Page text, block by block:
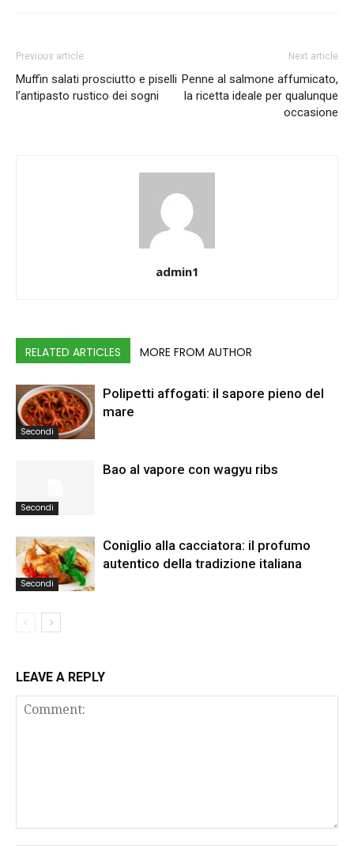
Previous article
Muffin salati prosciutto e piselli
l’antipasto rustico dei sogni
Next article
Penne al salmone affumicato,
la ricetta ideale per qualunque
occasione
admin1
RELATED ARTICLES MORE FROM AUTHOR
Secondi
Polipetti affogati: il sapore pieno del
mare
Secondi
Bao al vapore con wagyu ribs
Secondi
Coniglio alla cacciatora: il profumo
autentico della tradizione italiana
LEAVE A REPLY